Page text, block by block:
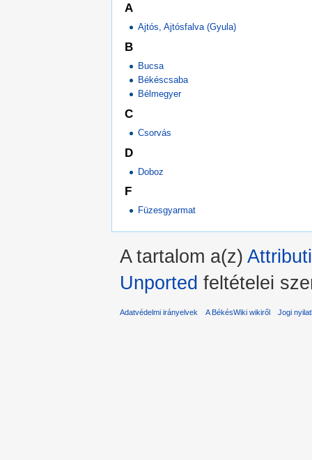
A
Ajtós, Ajtósfalva (Gyula)
B
Bucsa
Békéscsaba
Bélmegyer
C
Csorvás
D
Doboz
F
Füzesgyarmat
A tartalom a(z)
Unported feltételei
Adatvédelmi irányelvek A BékésWiki wikiről Jogi